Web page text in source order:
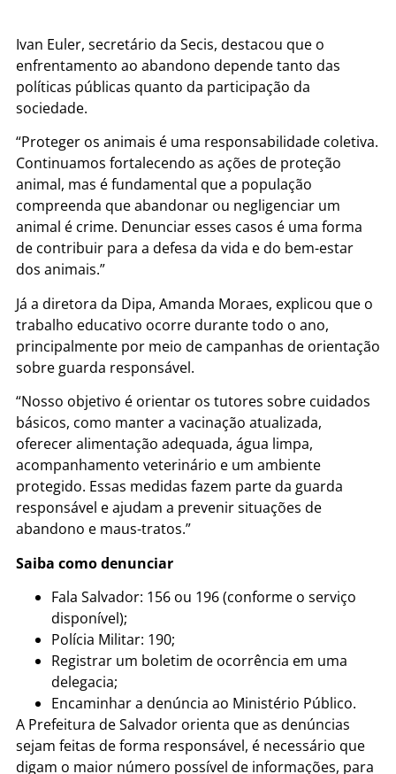
Ivan Euler, secretário da Secis, destacou que o
enfrentamento ao abandono depende tanto das
políticas públicas quanto da participação da
sociedade.
“Proteger os animais é uma responsabilidade coletiva.
Continuamos fortalecendo as ações de proteção
animal, mas é fundamental que a população
compreenda que abandonar ou negligenciar um
animal é crime. Denunciar esses casos é uma forma
de contribuir para a defesa da vida e do bem-estar
dos animais.”
Já a diretora da Dipa, Amanda Moraes, explicou que o
trabalho educativo ocorre durante todo o ano,
principalmente por meio de campanhas de orientação
sobre guarda responsável.
“Nosso objetivo é orientar os tutores sobre cuidados
básicos, como manter a vacinação atualizada,
oferecer alimentação adequada, água limpa,
acompanhamento veterinário e um ambiente
protegido. Essas medidas fazem parte da guarda
responsável e ajudam a prevenir situações de
abandono e maus-tratos.”
Saiba como denunciar
Fala Salvador: 156 ou 196 (conforme o serviço
disponível);
Polícia Militar: 190;
Registrar um boletim de ocorrência em uma
delegacia;
Encaminhar a denúncia ao Ministério Público.
A Prefeitura de Salvador orienta que as denúncias
sejam feitas de forma responsável, é necessário que
digam o maior número possível de informações, para